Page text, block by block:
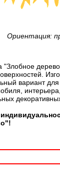
Ориентация:
"Злобное
вариант